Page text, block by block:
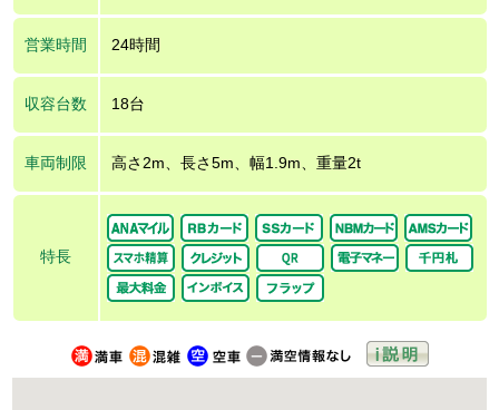
営業時間 24時間
収容台数 18台
車両制限 高さ2m、長さ5m、幅1.9m、重量2t
特長